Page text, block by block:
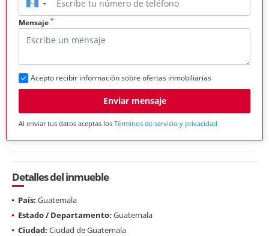
▼
Mensaje *
Acepto recibir información sobre ofertas inmobiliarias
Enviar mensaje
Al enviar tus datos aceptas los Términos de servicio y privacidad
Detalles del inmueble
País: Guatemala
Estado / Departamento: Guatemala
Ciudad: Ciudad de Guatemala